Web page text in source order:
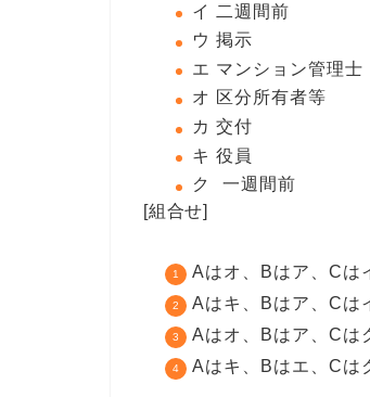
イ 二週間前
ウ 掲示
エ マンション管理士
オ 区分所有者等
カ 交付
キ 役員
ク 一週間前
[組合せ]
Aはオ、Bはア、Cは
Aはキ、Bはア、Cは
Aはオ、Bはア、Cは
Aはキ、Bはエ、Cは